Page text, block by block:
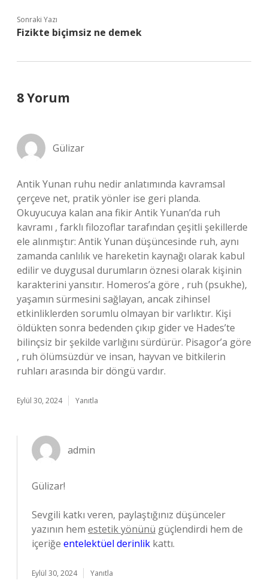
Sonraki Yazı
Fizikte biçimsiz ne demek
8 Yorum
Gülizar
Antik Yunan ruhu nedir anlatımında kavramsal
çerçeve net, pratik yönler ise geri planda.
Okuyucuya kalan ana fikir Antik Yunan’da ruh
kavramı , farklı filozoflar tarafından çeşitli şekillerde
ele alınmıştır: Antik Yunan düşüncesinde ruh, aynı
zamanda canlılık ve hareketin kaynağı olarak kabul
edilir ve duygusal durumların öznesi olarak kişinin
karakterini yansıtır. Homeros’a göre , ruh (psukhe),
yaşamın sürmesini sağlayan, ancak zihinsel
etkinliklerden sorumlu olmayan bir varlıktır. Kişi
öldükten sonra bedenden çıkıp gider ve Hades’te
bilinçsiz bir şekilde varlığını sürdürür. Pisagor’a göre
, ruh ölümsüzdür ve insan, hayvan ve bitkilerin
ruhları arasında bir döngü vardır.
Eylül 30, 2024 Yanıtla
admin
Gülizar!
Sevgili katkı veren, paylaştığınız düşünceler
yazının hem estetik yönünü güçlendirdi hem de
içeriğe entelektüel derinlik kattı.
Eylül 30, 2024 Yanıtla